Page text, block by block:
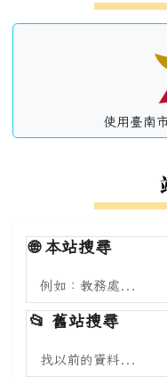
使用臺南
🌐本站搜尋
搜尋本站內容
📂 舊站搜尋
搜尋舊站內容